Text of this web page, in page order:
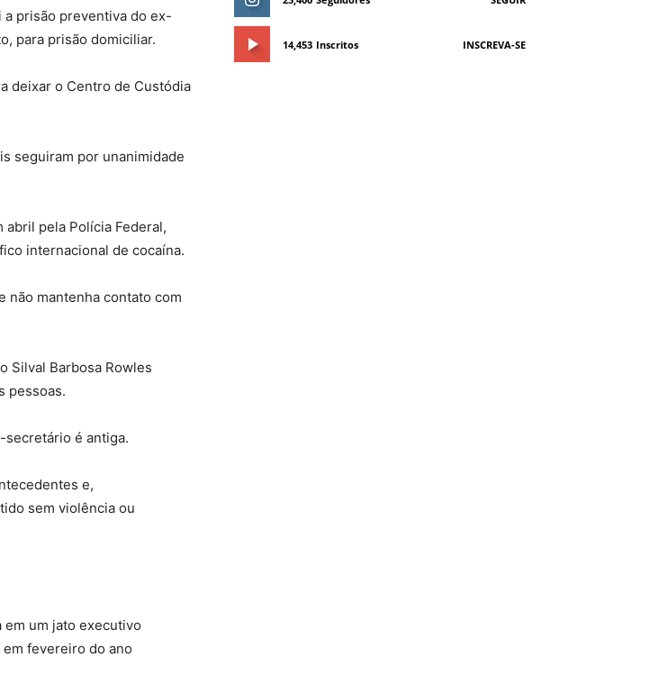
a prisão preventiva do ex-
para prisão domiciliar.
deixar o Centro de Custódia
seguiram por unanimidade
pela Polícia Federal,
internacional de cocaína.
não mantenha contato com
Silval Barbosa Rowles
pessoas.
secretário é antiga.
e,
sem violência ou
em um jato executivo
fevereiro do ano
14,453 Inscritos INSCREVA-SE